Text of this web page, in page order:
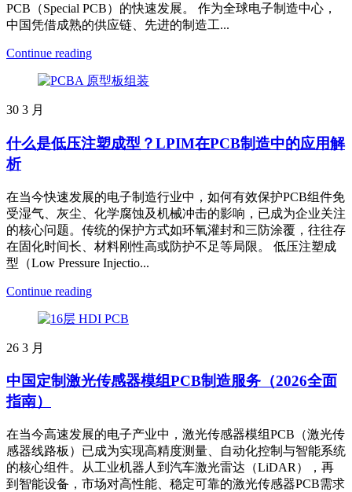
PCB（Special PCB）的快速发展。 作为全球电子制造中心，
中国凭借成熟的供应链、先进的制造工...
Continue reading
30 3 月
什么是低压注塑成型？LPIM在PCB制造中的应用解
析
在当今快速发展的电子制造行业中，如何有效保护PCB组件免
受湿气、灰尘、化学腐蚀及机械冲击的影响，已成为企业关注
的核心问题。传统的保护方式如环氧灌封和三防涂覆，往往存
在固化时间长、材料刚性高或防护不足等局限。 低压注塑成
型（Low Pressure Injectio...
Continue reading
26 3 月
中国定制激光传感器模组PCB制造服务（2026全面
指南）
在当今高速发展的电子产业中，激光传感器模组PCB（激光传
感器线路板）已成为实现高精度测量、自动化控制与智能系统
的核心组件。从工业机器人到汽车激光雷达（LiDAR），再
到智能设备，市场对高性能、稳定可靠的激光传感器PCB需求